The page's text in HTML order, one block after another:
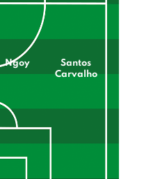
Ngoy
Santos
Carvalho